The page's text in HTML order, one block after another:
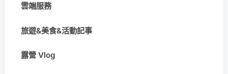
雲端服務
旅遊&美食&活動記事
露營 Vlog